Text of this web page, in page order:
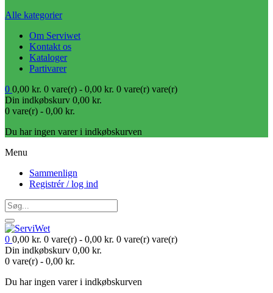
Alle kategorier
Om Serviwet
Kontakt os
Kataloger
Partivarer
0 0,00 kr. 0 vare(r) - 0,00 kr. 0 vare(r) vare(r)
Din indkøbskurv 0,00 kr.
0 vare(r) - 0,00 kr.
Du har ingen varer i indkøbskurven
Menu
Sammenlign
Registrér / log ind
0 0,00 kr. 0 vare(r) - 0,00 kr. 0 vare(r) vare(r)
Din indkøbskurv 0,00 kr.
0 vare(r) - 0,00 kr.
Du har ingen varer i indkøbskurven